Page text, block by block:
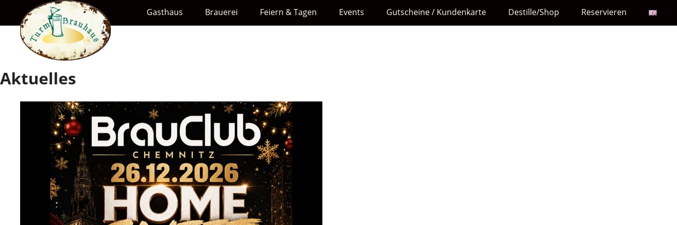
Gasthaus Brauerei Feiern & Tagen Events Gutscheine / Kundenkarte Destille/Shop Reservieren
Aktuelles